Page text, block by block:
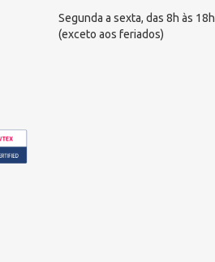
Segunda a sexta, das 8h às 18h
(exceto aos feriados)